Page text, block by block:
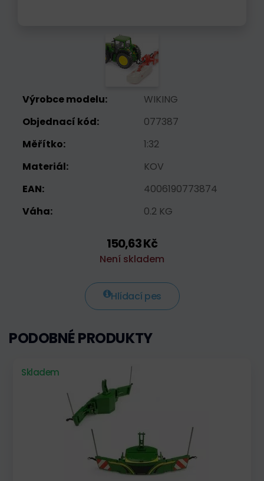
Výrobce modelu:
WIKING
Objednací kód:
077387
Měřítko:
1:32
Materiál:
KOV
EAN:
4006190773874
Váha:
0.2 KG
150,63 Kč
Není skladem
Hlídací pes
PODOBNÉ PRODUKTY
Skladem